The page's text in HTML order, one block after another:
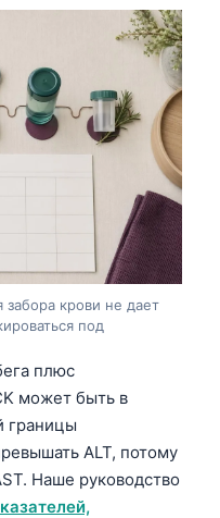
крови не дает
под
плюс
может быть в
границы
ALT, потому
Наше руководство